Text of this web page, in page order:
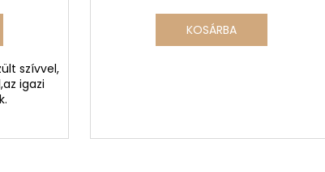
szívvel,
igazi
KOSÁRBA